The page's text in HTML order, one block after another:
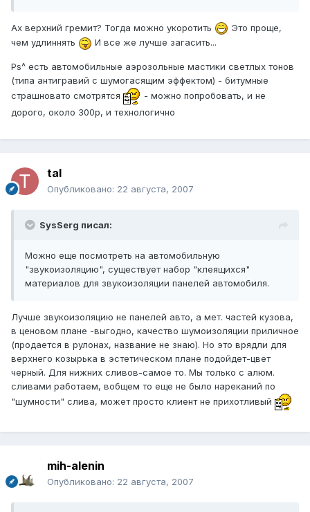
Ах верхний гремит? Тогда можно укоротить
Это проще,
чем удлиннять
И все же лучше загасить...
Ps^ есть автомобильные аэрозольные мастики светлых тонов
(типа антигравий с шумогасящим эффектом) - битумные
страшновато смотрятся
- можно попробовать, и не
дорого, около 300р, и технологично
tal
Опубликовано: 22 августа, 2007
SysSerg писал:
Можно еще посмотреть на автомобильную
"звукоизоляцию", существует набор "клеящихся"
материалов для звукоизоляции панелей автомобиля.
Лучше звукоизоляцию не панелей авто, а мет. частей кузова,
в ценовом плане -выгодно, качество шумоизоляции приличное
(продается в рулонах, название не знаю). Но это врядли для
верхнего козырька в эстетическом плане подойдет-цвет
черный. Для нижних сливов-самое то. Мы только с алюм.
сливами работаем, вобщем то еще не было нареканий по
"шумности" слива, может просто клиент не прихотливый
mih-alenin
Опубликовано: 22 августа, 2007